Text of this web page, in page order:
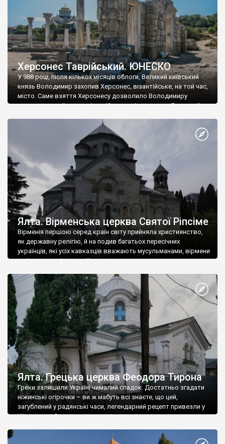
Херсонес Таврійський. ЮНЕСКО
У 988 році, після кількох місяців облоги, Великий київський
князь Володимир захопив Херсонес, візантійське, на той час,
місто. Саме взяття Херсонесу дозволило Володимиру
диктувати свої умови візантійському імператору Василю ІІ, та
Херсонесі Володимир-язичник, став Василем-християнином.
А потім було Хрещення Русі. На честь Херсонесу Таврійського
Ялта. Вірменська церква Святої Ріпсіме
Вірменія першою серед країн світу прийняла християнство,
як державну релігію, й на подив багатьох пересічних
українців, які усіх кавказців вважають мусульманами, вірмени
є відданими вірянами Христа
Ялта. Грецька церква Феодора Тирона
Греки залишили Україні чималий спадок. Достатньо згадати
ніжинські огірочки – ви ж мабуть всі знаєте, що цей,
загублений у радянські часи, легендарний рецепт привезли у
Ніжин греки?